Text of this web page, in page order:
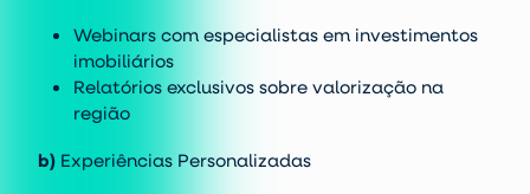
Webinars com especialistas em investimentos
imobiliários
Relatórios exclusivos sobre valorização na
região
b) Experiências Personalizadas